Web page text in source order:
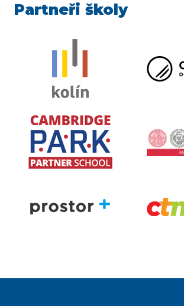
Partneři školy